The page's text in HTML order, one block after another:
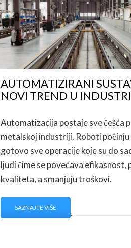
AUTOMATIZIRANI
NOVI TREND U
Automatizacija postaje sve češća
metalskoj industriji. Roboti
gotovo sve operacije koje su do
ljudi čime se povećava efikasnost,
kvaliteta, a smanjuju troškovi.
SAZNAJTE VIŠE